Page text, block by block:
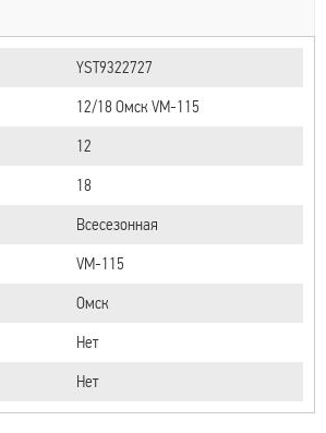
YST9322727
12/18 Омск VM-115
12
18
Всесезонная
VM-115
Омск
Нет
Нет